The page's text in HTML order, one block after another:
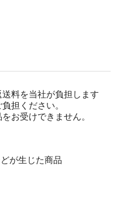
料を当社が負担します
担ください。
お受けできません。
が生じた商品